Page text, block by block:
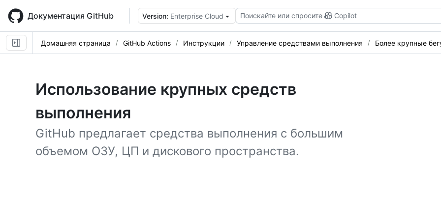
main
content
Документация GitHub Version: Enterprise Cloud Поискайте или спросите Copilot
Домашняя страница GitHub Actions Инструкции Управление средствами выполнения Более крупные
Использование крупных средств
выполнения
GitHub предлагает средства выполнения с большим
объемом ОЗУ, ЦП и дискового пространства.